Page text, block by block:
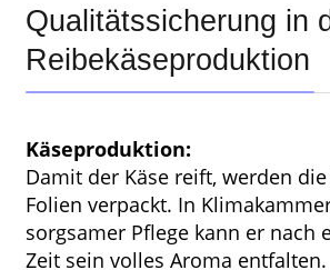
Qualitätssicherung in
Reibekäseproduktion
Käseproduktion:
Damit der Käse reift, werden
Folien verpackt. In
sorgsamer Pflege kann er nach
Zeit sein volles Aroma entfalten.